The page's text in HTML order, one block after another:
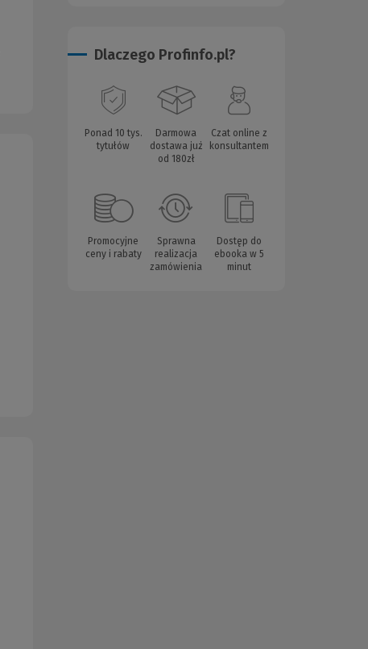
Dlaczego Profinfo.pl?
Ponad 10 tys.
tytułów
Darmowa
dostawa już
od 180zł
Czat online z
konsultantem
Promocyjne
ceny i rabaty
Sprawna
realizacja
zamówienia
Dostęp do
ebooka w 5
minut